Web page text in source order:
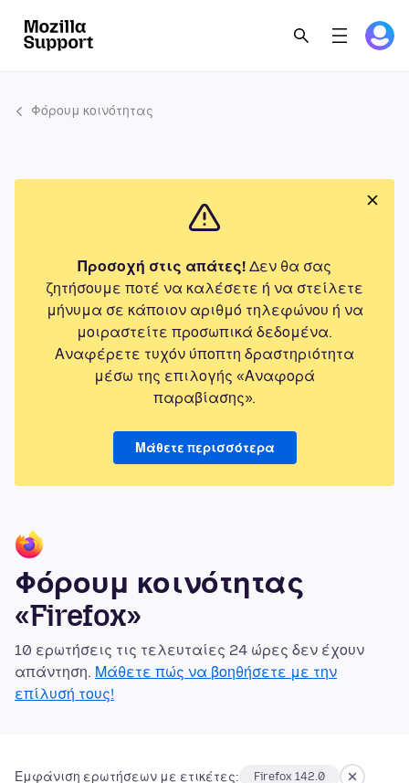
Φόρουμ κοινότητας
Προσοχή στις απάτες! Δεν θα σας
ζητήσουμε ποτέ να καλέσετε ή να στείλετε
μήνυμα σε κάποιον αριθμό τηλεφώνου ή να
μοιραστείτε προσωπικά δεδομένα.
Αναφέρετε τυχόν ύποπτη δραστηριότητα
μέσω της επιλογής «Αναφορά
παραβίασης».
Μάθετε περισσότερα
Φόρουμ κοινότητας
«Firefox»
10 ερωτήσεις τις τελευταίες 24 ώρες δεν έχουν
απάντηση. Μάθετε πώς να βοηθήσετε με την
επίλυσή τους!
Εμφάνιση ερωτήσεων με ετικέτες: Firefox 142.0